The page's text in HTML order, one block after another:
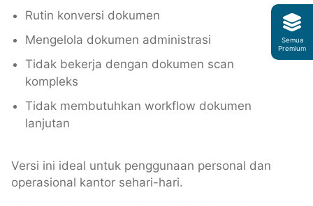
Rutin konversi dokumen
Mengelola dokumen administrasi
Tidak bekerja dengan dokumen scan
kompleks
Tidak membutuhkan workflow dokumen
lanjutan
Versi ini ideal untuk penggunaan personal dan
operasional kantor sehari-hari.
Semua
Premium